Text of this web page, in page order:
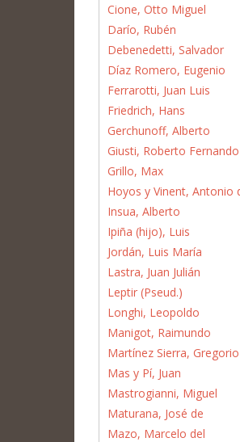
Cione, Otto Miguel
Darío, Rubén
Debenedetti, Salvador
Díaz Romero, Eugenio
Ferrarotti, Juan Luis
Friedrich, Hans
Gerchunoff, Alberto
Giusti, Roberto Fernando
Grillo, Max
Hoyos y Vinent, Antonio
Insua, Alberto
Ipiña (hijo), Luis
Jordán, Luis María
Lastra, Juan Julián
Leptir (Pseud.)
Longhi, Leopoldo
Manigot, Raimundo
Martínez Sierra, Gregorio
Mas y Pí, Juan
Mastrogianni, Miguel
Maturana, José de
Mazo, Marcelo del